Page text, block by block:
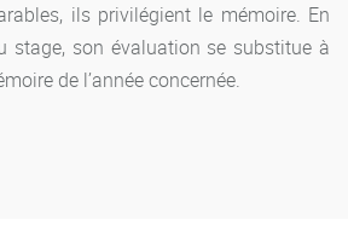
ils privilégient le mémoire. En
stage, son évaluation se substitue à
de l’année concernée.